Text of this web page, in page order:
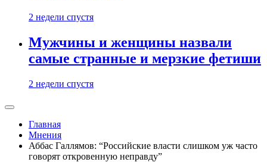
2 недели спустя
Мужчины и женщины назвали
самые странные и мерзкие фетиши
2 недели спустя
Главная
Мнения
Аббас Галлямов: “Российские власти слишком уж часто
говорят откровенную неправду”